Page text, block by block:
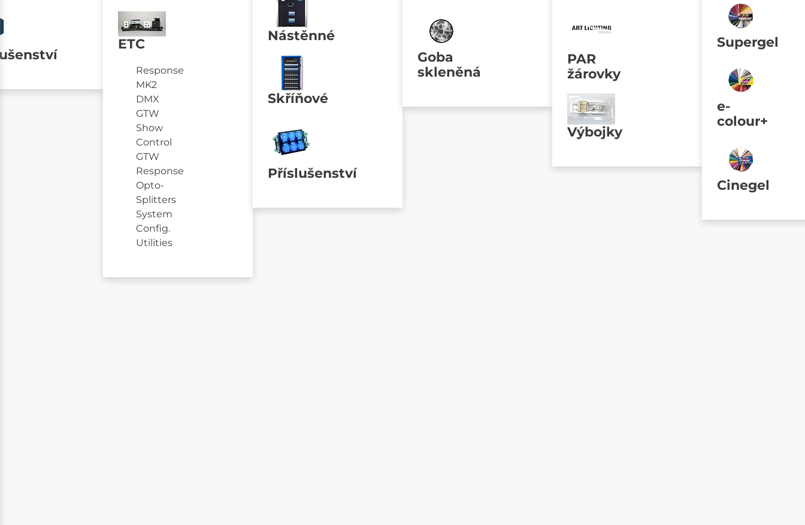
ETC
Response
MK2
DMX
GTW
Show
Control
GTW
Response
Opto-
Splitters
System
Config.
Utilities
Nástěnné
Skříňové
Příslušenství
Goba
skleněná
PAR
žárovky
Výbojky
Supergel
e-
colour+
Cinegel